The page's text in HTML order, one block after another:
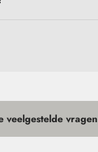
veelgestelde vragen